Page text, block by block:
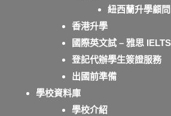
紐西蘭升學顧問
香港升學
國際英文試 – 雅思 IELTS
登記代辦學生簽證服務
出國前準備
學校資料庫
學校介紹